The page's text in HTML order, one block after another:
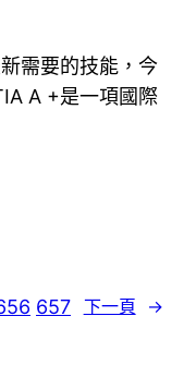
需要的技能，今
A +是一項國際
657 下一頁 →